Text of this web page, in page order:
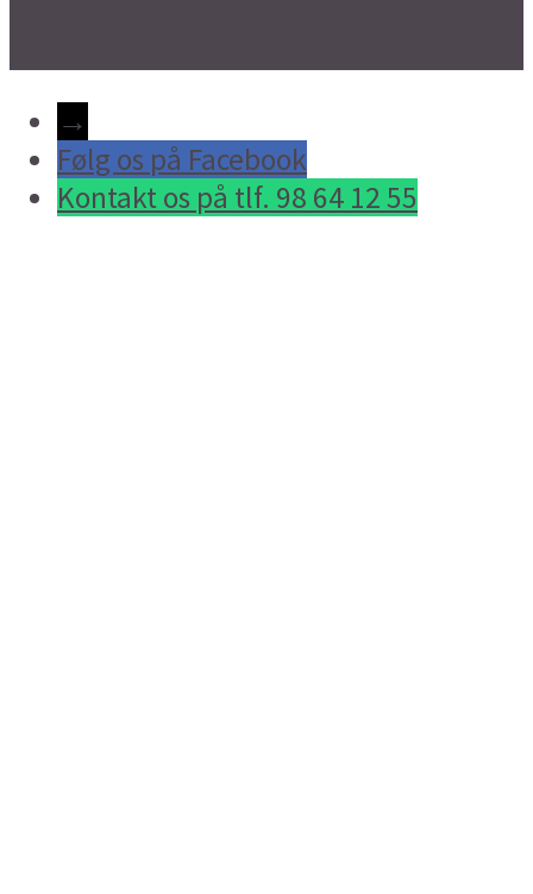
→
Følg os på Facebook
Kontakt os på tlf. 98 64 12 55